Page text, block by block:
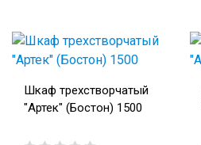
Шкаф трехстворчатый
"Артек" (Бостон) 1500